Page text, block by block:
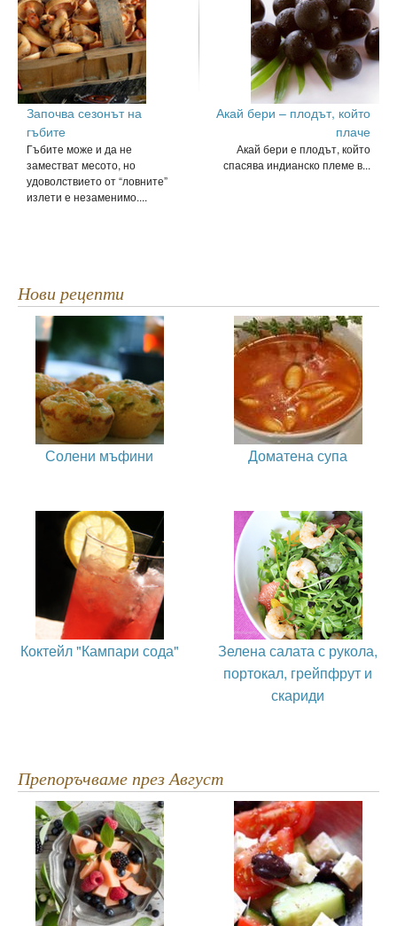
Започва сезонът на
гъбите
Гъбите може и да не
заместват месото, но
удоволствието от “ловните”
излети е незаменимо....
Акай бери – плодът, който
плаче
Акай бери е плодът, който
спасява индианско племе в...
Нови рецепти
Солени мъфини Доматена супа
Коктейл "Кампари сода"
Зелена салата с рукола,
портокал, грейпфрут и
скариди
Препоръчваме през Август